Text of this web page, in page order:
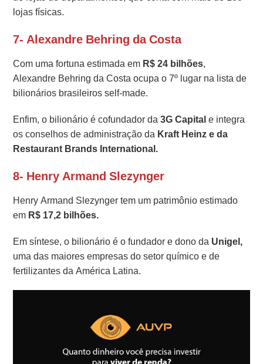
lojas físicas.
7- Alexandre Behring da Costa
Com uma fortuna estimada em R$ 24 bilhões,
Alexandre Behring da Costa ocupa o 7º lugar na lista de
bilionários brasileiros self-made.
Enfim, o bilionário é cofundador da3G Capitale integra
os conselhos de administração da Kraft Heinz e da
Restaurant Brands International.
8- Henry Armand Slezynger
Henry Armand Slezynger tem um patrimônio estimado
em R$ 17,2 bilhões.
Em síntese, o bilionário é o fundador e dono da Unigel,
uma das maiores empresas do setor químico e de
fertilizantes da América Latina.